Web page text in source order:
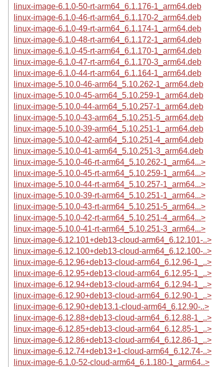
linux-image-6.1.0-50-rt-arm64_6.1.176-1_arm64.deb
linux-image-6.1.0-46-rt-arm64_6.1.170-2_arm64.deb
linux-image-6.1.0-49-rt-arm64_6.1.174-1_arm64.deb
linux-image-6.1.0-48-rt-arm64_6.1.172-1_arm64.deb
linux-image-6.1.0-45-rt-arm64_6.1.170-1_arm64.deb
linux-image-6.1.0-47-rt-arm64_6.1.170-3_arm64.deb
linux-image-6.1.0-44-rt-arm64_6.1.164-1_arm64.deb
linux-image-5.10.0-46-arm64_5.10.262-1_arm64.deb
linux-image-5.10.0-45-arm64_5.10.259-1_arm64.deb
linux-image-5.10.0-44-arm64_5.10.257-1_arm64.deb
linux-image-5.10.0-43-arm64_5.10.251-5_arm64.deb
linux-image-5.10.0-39-arm64_5.10.251-1_arm64.deb
linux-image-5.10.0-42-arm64_5.10.251-4_arm64.deb
linux-image-5.10.0-41-arm64_5.10.251-3_arm64.deb
linux-image-5.10.0-46-rt-arm64_5.10.262-1_arm64...>
linux-image-5.10.0-45-rt-arm64_5.10.259-1_arm64...>
linux-image-5.10.0-44-rt-arm64_5.10.257-1_arm64...>
linux-image-5.10.0-39-rt-arm64_5.10.251-1_arm64...>
linux-image-5.10.0-43-rt-arm64_5.10.251-5_arm64...>
linux-image-5.10.0-42-rt-arm64_5.10.251-4_arm64...>
linux-image-5.10.0-41-rt-arm64_5.10.251-3_arm64...>
linux-image-6.12.101+deb13-cloud-arm64_6.12.101-..>
linux-image-6.12.100+deb13-cloud-arm64_6.12.100-..>
linux-image-6.12.96+deb13-cloud-arm64_6.12.96-1_..>
linux-image-6.12.95+deb13-cloud-arm64_6.12.95-1_..>
linux-image-6.12.94+deb13-cloud-arm64_6.12.94-1_..>
linux-image-6.12.90+deb13-cloud-arm64_6.12.90-1_..>
linux-image-6.12.90+deb13.1-cloud-arm64_6.12.90-..>
linux-image-6.12.88+deb13-cloud-arm64_6.12.88-1_..>
linux-image-6.12.85+deb13-cloud-arm64_6.12.85-1_..>
linux-image-6.12.86+deb13-cloud-arm64_6.12.86-1_..>
linux-image-6.12.74+deb13+1-cloud-arm64_6.12.74-..>
linux-image-6.1.0-52-cloud-arm64_6.1.180-1_arm64..>